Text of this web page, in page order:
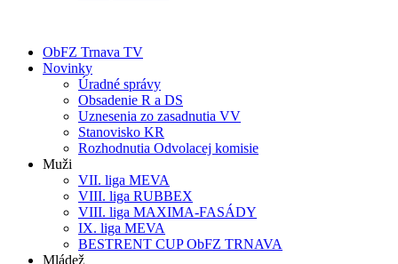
ObFZ Trnava TV
Novinky
Úradné správy
Obsadenie R a DS
Uznesenia zo zasadnutia VV
Stanovisko KR
Rozhodnutia Odvolacej komisie
Muži
VII. liga MEVA
VIII. liga RUBBEX
VIII. liga MAXIMA-FASÁDY
IX. liga MEVA
BESTRENT CUP ObFZ TRNAVA
Mládež